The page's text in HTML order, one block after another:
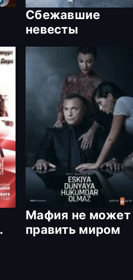
Сбежавшие
невесты
Мафия не может
править миром